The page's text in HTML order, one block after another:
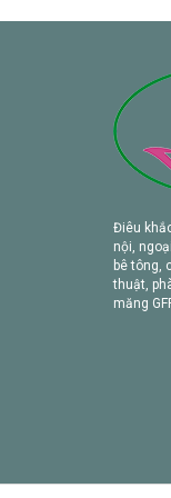
Điêu
nội,
bê tông,
thuật,
măng